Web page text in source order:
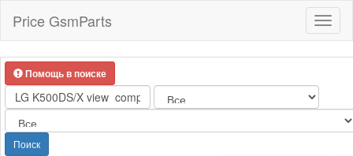
Price GsmParts
Помощь в поиске
Поиск